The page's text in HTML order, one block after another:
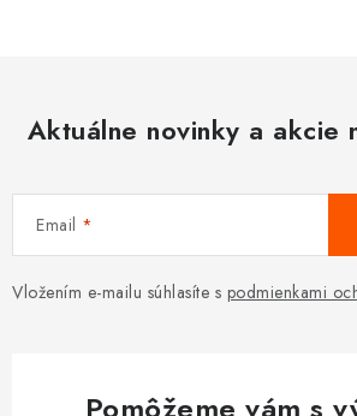
Aktuálne novinky a akcie
Email
Vložením e-mailu súhlasíte s podmienkami